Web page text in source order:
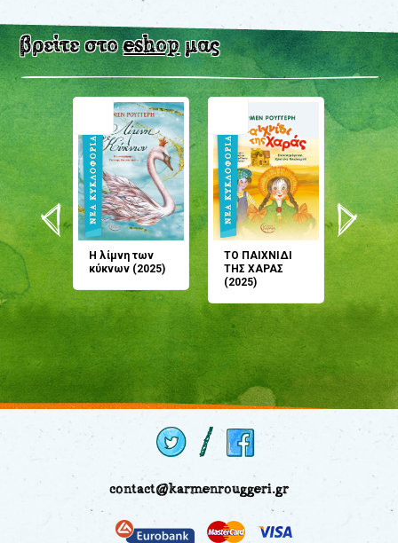
βρείτε στοeshopμας
Η λίμνη των
κύκνων (2025)
ΤΟ ΠΑΙΧΝΙΔΙ
ΤΗΣ ΧΑΡΑΣ
(2025)
μου;
(2024)
contact@karmenrouggeri.gr